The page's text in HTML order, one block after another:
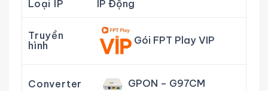
Loại IP IP Động
Truyền
hình
Gói FPT Play VIP
Converter GPON – G97CM